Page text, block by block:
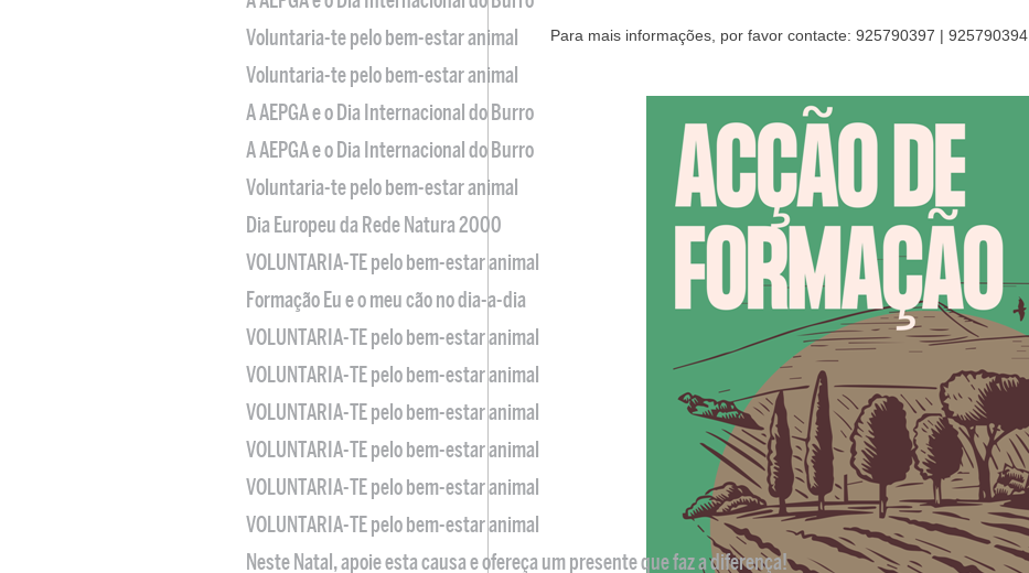
Para mais informações, por favor contacte: 925790397 | 925790394
Voluntaria-te pelo bem-estar animal
Voluntaria-te pelo bem-estar animal
A AEPGA e o Dia Internacional do Burro
A AEPGA e o Dia Internacional do Burro
Voluntaria-te pelo bem-estar animal
Dia Europeu da Rede Natura 2000
VOLUNTARIA-TE pelo bem-estar animal
Formação Eu e o meu cão no dia-a-dia
VOLUNTARIA-TE pelo bem-estar animal
VOLUNTARIA-TE pelo bem-estar animal
VOLUNTARIA-TE pelo bem-estar animal
VOLUNTARIA-TE pelo bem-estar animal
VOLUNTARIA-TE pelo bem-estar animal
VOLUNTARIA-TE pelo bem-estar animal
Neste Natal, apoie esta causa e ofereça um presente que faz a diferença!